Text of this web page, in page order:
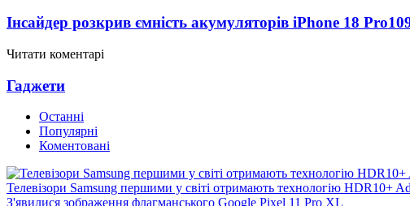
Інсайдер розкрив ємність акумуляторів iPhone 18 Pro
Читати коментарі
Гаджети
Останні
Популярні
Коментовані
Телевізори Samsung першими у світі отримають технологію HDR10+
З'явилися зображення флагманського Google Pixel 11 Pro XL